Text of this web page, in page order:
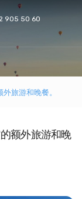
905 50 60
旅游和晚餐。
额外旅游和晚